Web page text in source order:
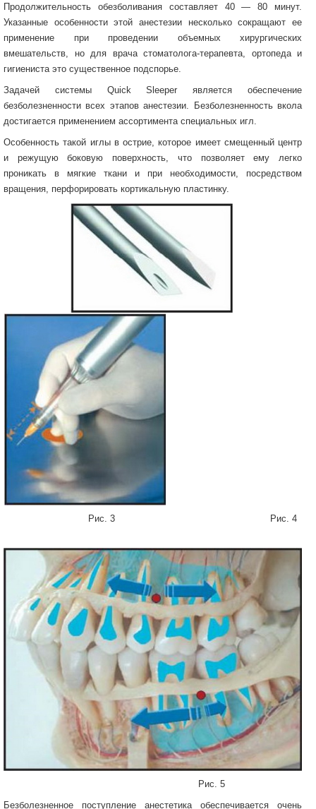
Продолжительность обезболивания составляет 40 — 80 минут.
Указанные особенности этой анестезии несколько сокращают ее
применение при проведении объемных хирургических
вмешательств, но для врача стоматолога-терапевта, ортопеда и
гигиениста это существенное подспорье.
Задачей системы Quick Sleeper является обеспечение
безболезненности всех этапов анестезии. Безболезненность вкола
достигается применением ассортимента специальных игл.
Особенность такой иглы в острие, которое имеет смещенный центр
и режущую боковую поверхность, что позволяет ему легко
проникать в мягкие ткани и при необходимости, посредством
вращения, перфорировать кортикальную пластинку.
Рис. 3 Рис. 4
Рис. 5
Безболезненное поступление анестетика обеспечивается очень